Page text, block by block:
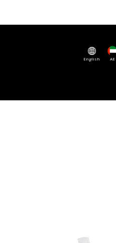
AE
English